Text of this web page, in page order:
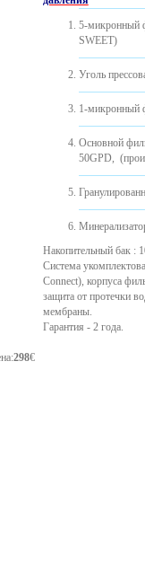
5-микронный
SWEET)
Уголь
1-микронный
Основной
50GPD,
Накопительный бак :
Система
Connect), корпуса
защита от протечки
мембраны.
Гарантия - 2 года.
:298€